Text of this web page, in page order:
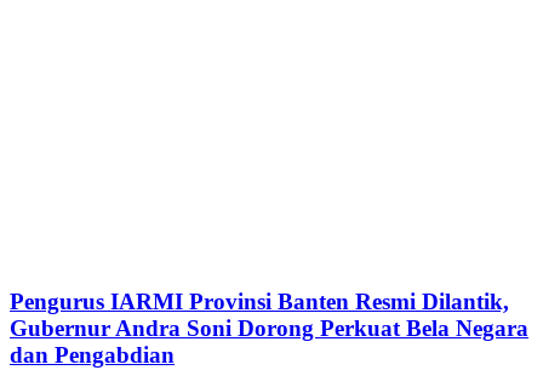
Pengurus IARMI Provinsi Banten Resmi Dilantik,
Gubernur Andra Soni Dorong Perkuat Bela Negara
dan Pengabdian